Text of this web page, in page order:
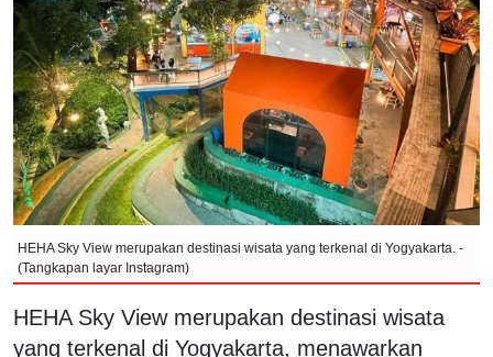
HEHA Sky View merupakan destinasi wisata yang terkenal di Yogyakarta. -
(Tangkapan layar Instagram)
HEHA Sky View merupakan destinasi wisata
yang terkenal di Yogyakarta, menawarkan